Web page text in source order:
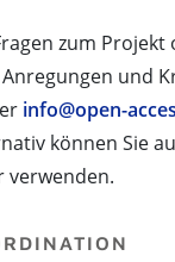
zum Projekt
und
info@open-
können Sie
verwenden.